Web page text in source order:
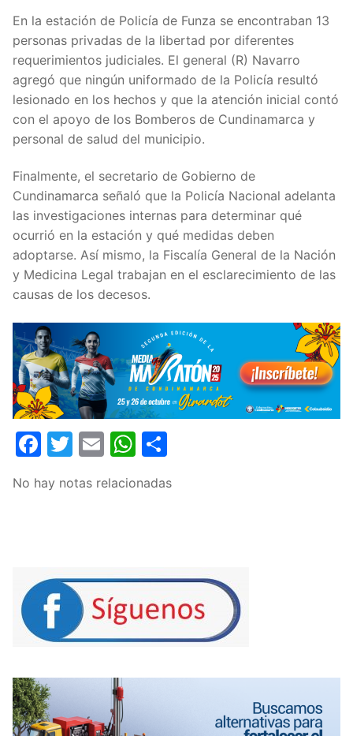
En la estación de Policía de Funza se encontraban 13
personas privadas de la libertad por diferentes
requerimientos judiciales. El general (R) Navarro
agregó que ningún uniformado de la Policía resultó
lesionado en los hechos y que la atención inicial contó
con el apoyo de los Bomberos de Cundinamarca y
personal de salud del municipio.
Finalmente, el secretario de Gobierno de
Cundinamarca señaló que la Policía Nacional adelanta
las investigaciones internas para determinar qué
ocurrió en la estación y qué medidas deben
adoptarse. Así mismo, la Fiscalía General de la Nación
y Medicina Legal trabajan en el esclarecimiento de las
causas de los decesos.
Facebook
Twitter
EmailWhatsApp
No hay notas relacionadas